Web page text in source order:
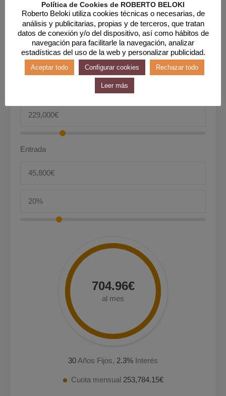
30 Años Fijos
Interés
Entrada
704.96€
al mes
30Años Fijos, 2.3% Interés
Cuota mensual 253,784.15€
Política de Cookies de ROBERTO BELOKI
Roberto Beloki utiliza cookies técnicas o necesarias, de
análisis y publicitarias, propias y de terceros, que tratan
datos de conexión y/o del dispositivo, así como hábitos de
navegación para facilitarle la navegación, analizar
estadísticas del uso de la web y personalizar publicidad.
Aceptar todo Configurar cookies Rechazar todo
Leer más